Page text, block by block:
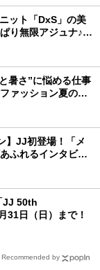
ット「DxS」の美
ぱり無限アジュナ♪
暑さ”に悩める仕事
ァッション夏の必
】JJ初登場！「メ
ふれるインタビュ
JJ 50th
31日（日）まで！
Recommended by